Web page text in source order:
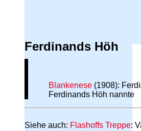
Ferdinands Höh
Blankenese (1908):
Ferdinands Höh nannte
Siehe auch: Flashoffs Treppe: